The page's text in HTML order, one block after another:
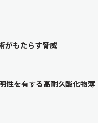
がもたらす脅威
性を有する高耐久酸化物薄